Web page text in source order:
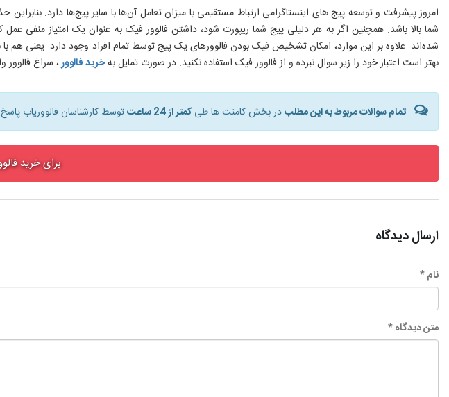
امروز پیشرفت و توسعه پیج های اینستاگرامی ارتباط مستقیمی با میزان تعامل آن‌ها با سایر پیج‌ها دارد.
شما بالا باشد. همچنین اگر به هر دلیلی پیج شما ریپورت شود، داشتن فالوور فیک به عنوان یک امتیاز
شده‌اند. علاوه بر این موارد، امکان تشخیص فیک بودن فالوورهای یک پیج توسط تمام افراد وجود دارد. یعنی هم
بهتر است اعتبار خود را زیر سوال نبرده و از فالوور فیک استفاده نکنید. در صورت تمایل بهخرید فالوور، سراغ فالوور
تمام سوالات مربوط به این مطلبدر بخش کامنت ها طیکمتر از 24 ساعت توسط کارشناسان فالووریاب
برای خرید
ارسال دیدگاه
نام *
متن دیدگاه *